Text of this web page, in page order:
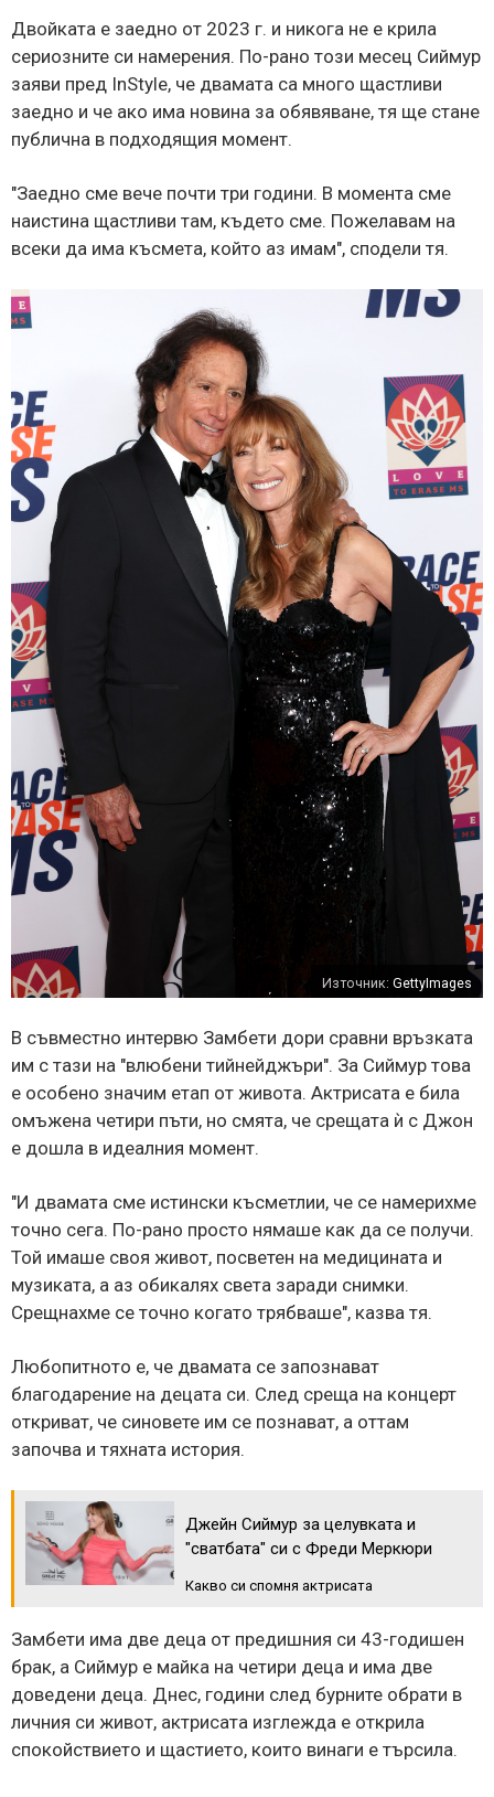
Двойката е заедно от 2023 г. и никога не е крила
сериозните си намерения. По-рано този месец Сиймур
заяви пред InStyle, че двамата са много щастливи
заедно и че ако има новина за обявяване, тя ще стане
публична в подходящия момент.
"Заедно сме вече почти три години. В момента сме
наистина щастливи там, където сме. Пожелавам на
всеки да има късмета, който аз имам", сподели тя.
Източник: GettyImages
В съвместно интервю Замбети дори сравни връзката
им с тази на "влюбени тийнейджъри". За Сиймур това
е особено значим етап от живота. Актрисата е била
омъжена четири пъти, но смята, че срещата ѝ с Джон
е дошла в идеалния момент.
"И двамата сме истински късметлии, че се намерихме
точно сега. По-рано просто нямаше как да се получи.
Той имаше своя живот, посветен на медицината и
музиката, а аз обикалях света заради снимки.
Срещнахме се точно когато трябваше", казва тя.
Любопитното е, че двамата се запознават
благодарение на децата си. След среща на концерт
откриват, че синовете им се познават, а оттам
започва и тяхната история.
Джейн Сиймур за целувката и
"сватбата" си с Фреди Меркюри
Какво си спомня актрисата
Замбети има две деца от предишния си 43-годишен
брак, а Сиймур е майка на четири деца и има две
доведени деца. Днес, години след бурните обрати в
личния си живот, актрисата изглежда е открила
спокойствието и щастието, които винаги е търсила.